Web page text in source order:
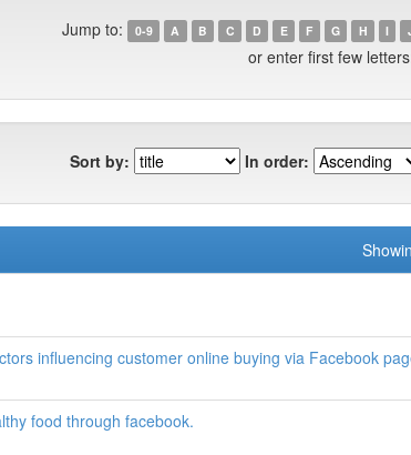
Jump to: 0-9 A B C D E F G H I
or enter first few
Sort by: In order:
influencing customer online buying via Facebook
food through facebook.